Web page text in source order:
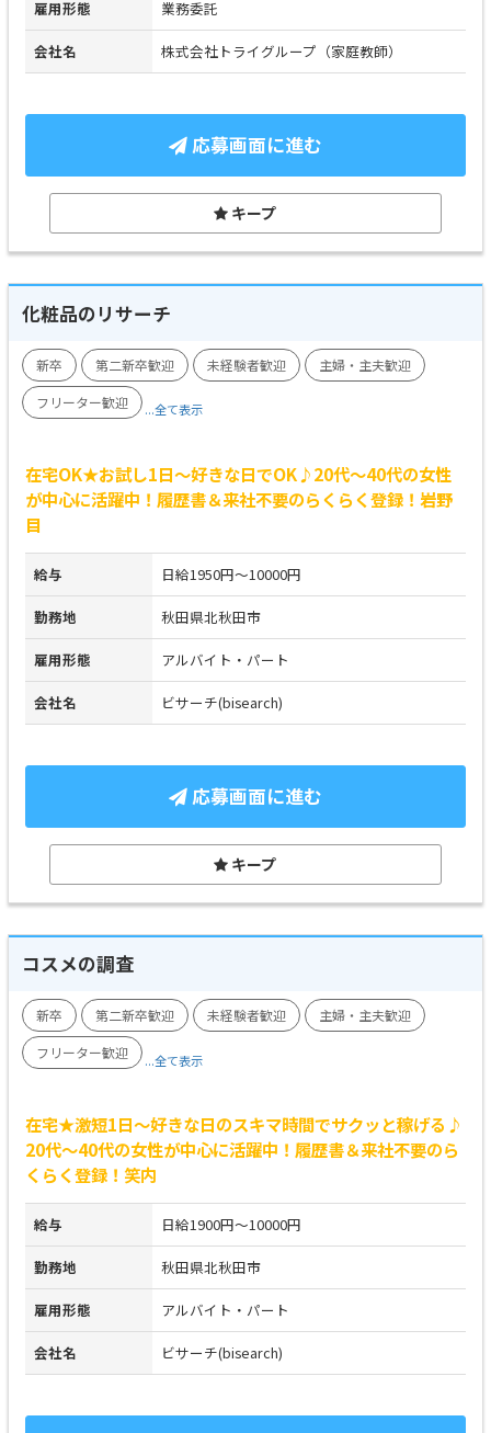
雇用形態 業務委託
会社名 株式会社トライグループ（家庭教師）
応募画面に進む
キープ
化粧品のリサーチ
新卒 第二新卒歓迎 未経験者歓迎
主婦・主夫歓迎
フリーター歓迎
...全て表示
在宅OK★お試し1日～好きな日でOK♪20代～40代の女性
が中心に活躍中！履歴書＆来社不要のらくらく登録！岩野
目
給与 日給1950円～10000円
勤務地 秋田県北秋田市
雇用形態 アルバイト・パート
会社名 ビサーチ(bisearch)
応募画面に進む
キープ
コスメの調査
新卒 第二新卒歓迎 未経験者歓迎
主婦・主夫歓迎
フリーター歓迎
...全て表示
在宅★激短1日～好きな日のスキマ時間でサクッと稼げる♪
20代～40代の女性が中心に活躍中！履歴書＆来社不要のら
くらく登録！笑内
給与 日給1900円～10000円
勤務地 秋田県北秋田市
雇用形態 アルバイト・パート
会社名 ビサーチ(bisearch)